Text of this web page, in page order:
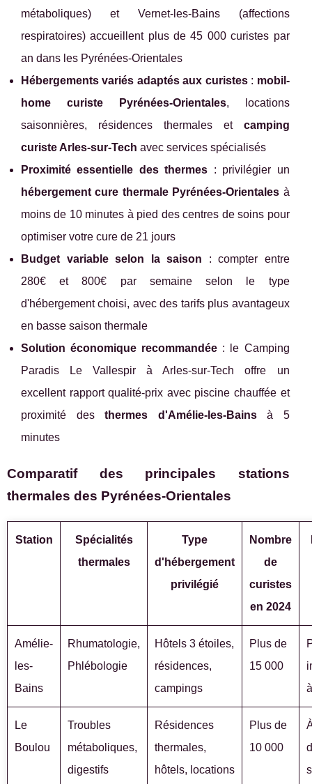
métaboliques) et Vernet-les-Bains (affections
respiratoires) accueillent plus de 45 000 curistes par
an dans les Pyrénées-Orientales
Hébergements variés adaptés aux curistes: mobil-
home curiste Pyrénées-Orientales, locations
saisonnières, résidences thermales et camping
curiste Arles-sur-Tech avec services spécialisés
Proximité essentielle des thermes : privilégier un
hébergement cure thermale Pyrénées-Orientales à
moins de 10 minutes à pied des centres de soins pour
optimiser votre cure de 21 jours
Budget variable selon la saison : compter entre
280€ et 800€ par semaine selon le type
d'hébergement choisi, avec des tarifs plus avantageux
en basse saison thermale
Solution économique recommandée : le Camping
Paradis Le Vallespir à Arles-sur-Tech offre un
excellent rapport qualité-prix avec piscine chauffée et
proximité desthermes d'Amélie-les-Bainsà 5
minutes
Comparatif des principales stations
thermales des Pyrénées-Orientales
Station
Spécialités
thermales
Type
d'hébergement
privilégié
Nombre
de
curistes
en 2024
Amélie-
les-
Bains
Rhumatologie,
Phlébologie
Hôtels 3 étoiles,
résidences,
campings
Plus de
15 000
Le
Boulou
Troubles
métaboliques,
digestifs
Résidences
thermales,
hôtels, locations
Plus de
10 000